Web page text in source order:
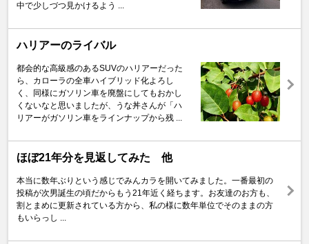
中で少しづつ見かけるよう ...
ハリアーのライバル
都会的な高級感のあるSUVのハリアーだった
ら、カローラの全車ハイブリッド化よろし
く、同様にガソリン車を廃盤にしてもおかし
くないなと思いましたが、うな丼さんが「ハ
リアーがガソリン車をラインナップから残 ...
ほぼ21年分を見返してみた 他
本当に数年ぶりという感じでみんカラを開いてみました。一番最初の
投稿が次男誕生の頃だからもう21年近く経ちます。お友達のお方も、
割とまめに更新されている方から、私の様に数年単位でそのままの方
もいらっし ...